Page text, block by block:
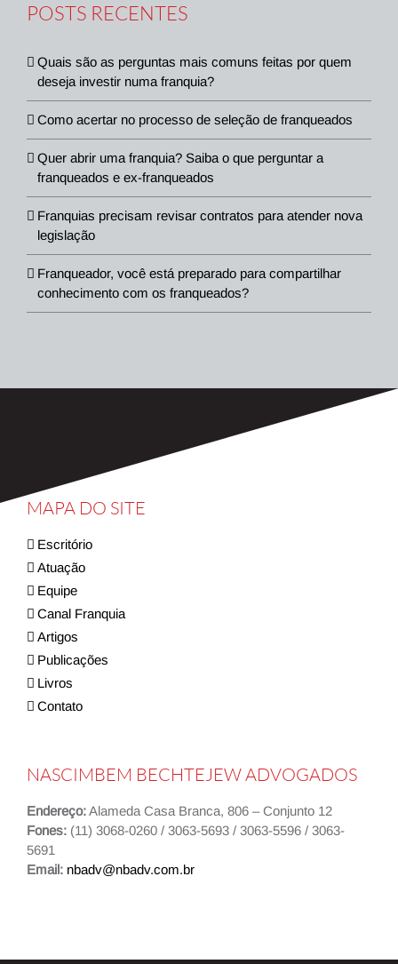
POSTS RECENTES
Quais são as perguntas mais comuns feitas por quem
deseja investir numa franquia?
Como acertar no processo de seleção de franqueados
Quer abrir uma franquia? Saiba o que perguntar a
franqueados e ex-franqueados
Franquias precisam revisar contratos para atender nova
legislação
Franqueador, você está preparado para compartilhar
conhecimento com os franqueados?
MAPA DO SITE
Escritório
Atuação
Equipe
Canal Franquia
Artigos
Publicações
Livros
Contato
NASCIMBEM BECHTEJEW ADVOGADOS
Endereço:Alameda Casa Branca, 806 – Conjunto 12
Fones: (11) 3068-0260 / 3063-5693 / 3063-5596 / 3063-
5691
Email: nbadv@nbadv.com.br